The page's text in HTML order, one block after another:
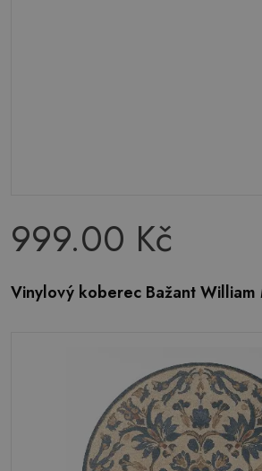
999.00 Kč
Vinylový koberec Bažant William